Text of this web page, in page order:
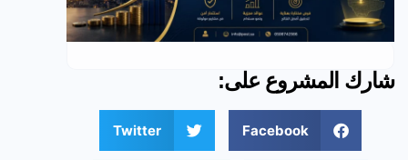
شارك المشروع على:
Facebook
Twitter